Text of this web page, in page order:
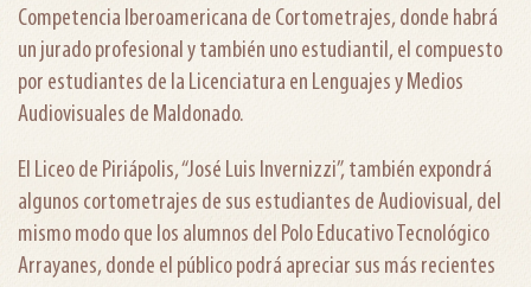
Competencia Iberoamericana de Cortometrajes, donde habrá
un jurado profesional y también uno estudiantil, el compuesto
por estudiantes de la Licenciatura en Lenguajes y Medios
Audiovisuales de Maldonado.
El Liceo de Piriápolis, “José Luis Invernizzi”, también expondrá
algunos cortometrajes de sus estudiantes de Audiovisual, del
mismo modo que los alumnos del Polo Educativo Tecnológico
Arrayanes, donde el público podrá apreciar sus más recientes